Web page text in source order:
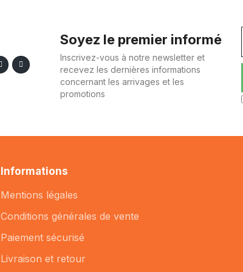
Soyez le premier informé
Inscrivez-vous à notre newsletter et
recevez les dernières informations
concernant les arrivages et les
promotions
Informations
Mentions légales
Conditions générales de vente
Paiement sécurisé
Livraison et retour